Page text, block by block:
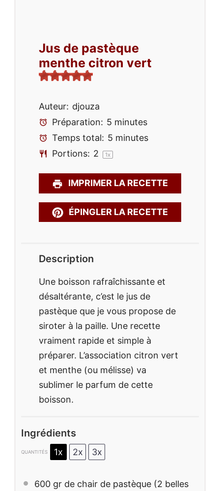
Jus de pastèque
menthe citron vert
Auteur: djouza
Préparation: 5 minutes
Temps total: 5 minutes
Portions: 2 1x
IMPRIMER LA RECETTE
ÉPINGLER LA RECETTE
Description
Une boisson rafraîchissante et
désaltérante, c’est le jus de
pastèque que je vous propose de
siroter à la paille. Une recette
vraiment rapide et simple à
préparer. L’association citron vert
et menthe (ou mélisse) va
sublimer le parfum de cette
boisson.
Ingrédients
QUANTITÉS 1x 2x 3x
600 gr de chair de pastèque (2 belles